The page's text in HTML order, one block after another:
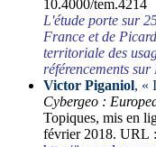
10.4000/tem.4214
L'étude porte sur
France et de
territoriale des
référencements sur
Victor Piganiol, «
Cybergeo :
Topiques, mis en
février 2018. URL :